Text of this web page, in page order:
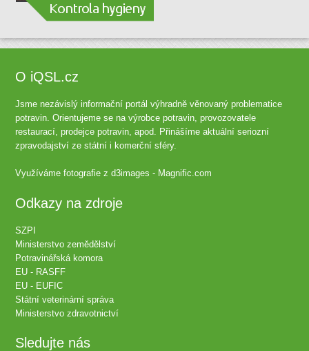
O iQSL.cz
Jsme nezávislý informační portál výhradně věnovaný problematice
potravin. Orientujeme se na výrobce potravin, provozovatele
restaurací, prodejce potravin, apod. Přinášíme aktuální seriozní
zpravodajství ze státní i komerční sféry.
Využíváme fotografie zd3images - Magnific.com
Odkazy na zdroje
SZPI
Ministerstvo zemědělství
Potravinářská komora
EU - RASFF
EU - EUFIC
Státní veterinární správa
Ministerstvo zdravotnictví
Sledujte nás